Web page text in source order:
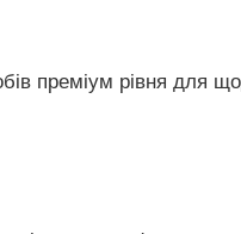
преміум рівня для